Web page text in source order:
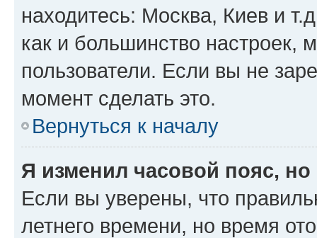
находитесь: Москва, Киев и
как и большинство настроек,
пользователи. Если вы не
момент сделать это.
Вернуться к началу
Я изменил часовой пояс,
Если вы уверены, что
летнего времени, но время